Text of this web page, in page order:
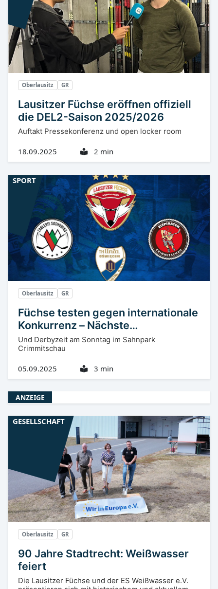
Oberlausitz GR
Lausitzer Füchse eröffnen offiziell
die DEL2-Saison 2025/2026
Auftakt Pressekonferenz und open locker room
18.09.2025 2 min
Oberlausitz GR
Füchse testen gegen internationale
Konkurrenz – Nächste
Vorbereitungsaufgaben warten
Und Derbyzeit am Sonntag im Sahnpark
Crimmitschau
05.09.2025 3 min
SPORT
ANZEIGE
Oberlausitz GR
90 Jahre Stadtrecht: Weißwasser
feiert
Die Lausitzer Füchse und der ES Weißwasser e.V.
GESELLSCHAFT